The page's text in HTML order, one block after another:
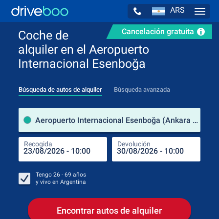
ARS
Cancelación gratuita
Coche de
alquiler en el Aeropuerto
Internacional Esenboğa
Búsqueda de autos de alquiler Búsqueda avanzada
Aeropuerto Internacional Esenboğa (Ankara / Turquía)
Recogida Devolución
Tengo 26 - 69 años
y vivo en Argentina
Encontrar autos de alquiler